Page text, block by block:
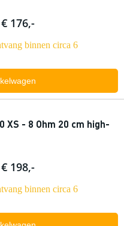
€ 176,-
binnen circa 6
XS - 8 Ohm 20 cm high-
€ 198,-
binnen circa 6